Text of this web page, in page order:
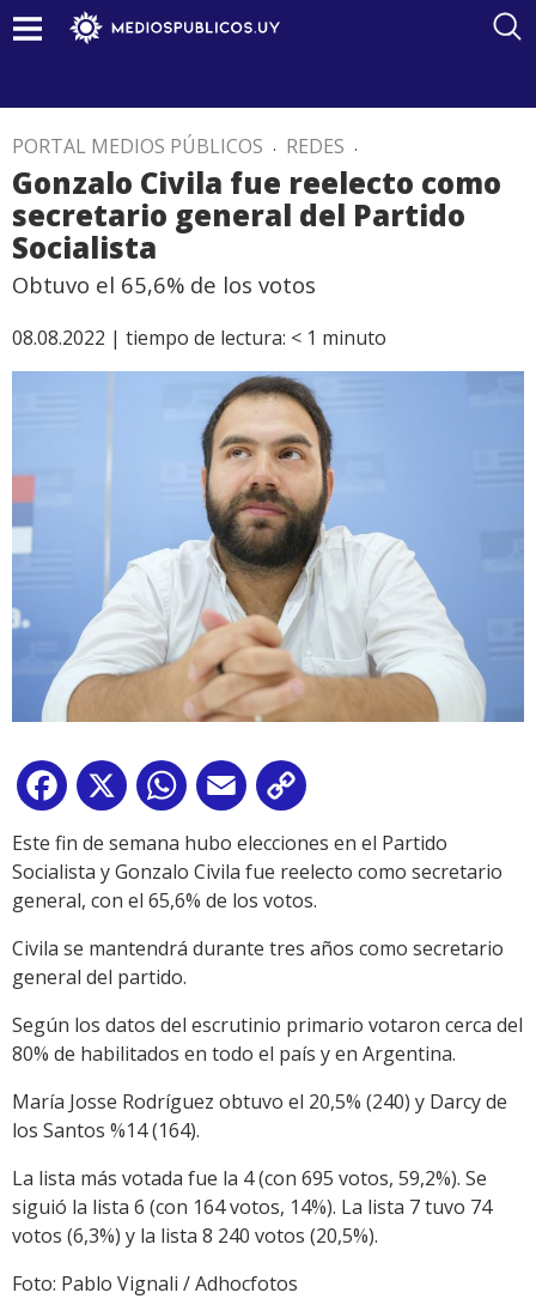
PORTAL MEDIOS PÚBLICOS . REDES .
Gonzalo Civila fue reelecto como
secretario general del Partido
Socialista
Obtuvo el 65,6% de los votos
08.08.2022 | tiempo de lectura: < 1 minuto
Facebook
X WhatsApp
Email
Link
Este fin de semana hubo elecciones en el Partido
Socialista y Gonzalo Civila fue reelecto como secretario
general, con el 65,6% de los votos.
Civila se mantendrá durante tres años como secretario
general del partido.
Según los datos del escrutinio primario votaron cerca del
80% de habilitados en todo el país y en Argentina.
María Josse Rodríguez obtuvo el 20,5% (240) y Darcy de
los Santos %14 (164).
La lista más votada fue la 4 (con 695 votos, 59,2%). Se
siguió la lista 6 (con 164 votos, 14%). La lista 7 tuvo 74
votos (6,3%) y la lista 8 240 votos (20,5%).
Foto: Pablo Vignali / Adhocfotos